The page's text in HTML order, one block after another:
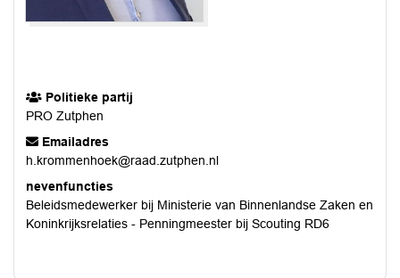
Politieke partij
PRO Zutphen
Emailadres
h.krommenhoek@raad.zutphen.nl
nevenfuncties
Beleidsmedewerker bij Ministerie van Binnenlandse Zaken en
Koninkrijksrelaties - Penningmeester bij Scouting RD6